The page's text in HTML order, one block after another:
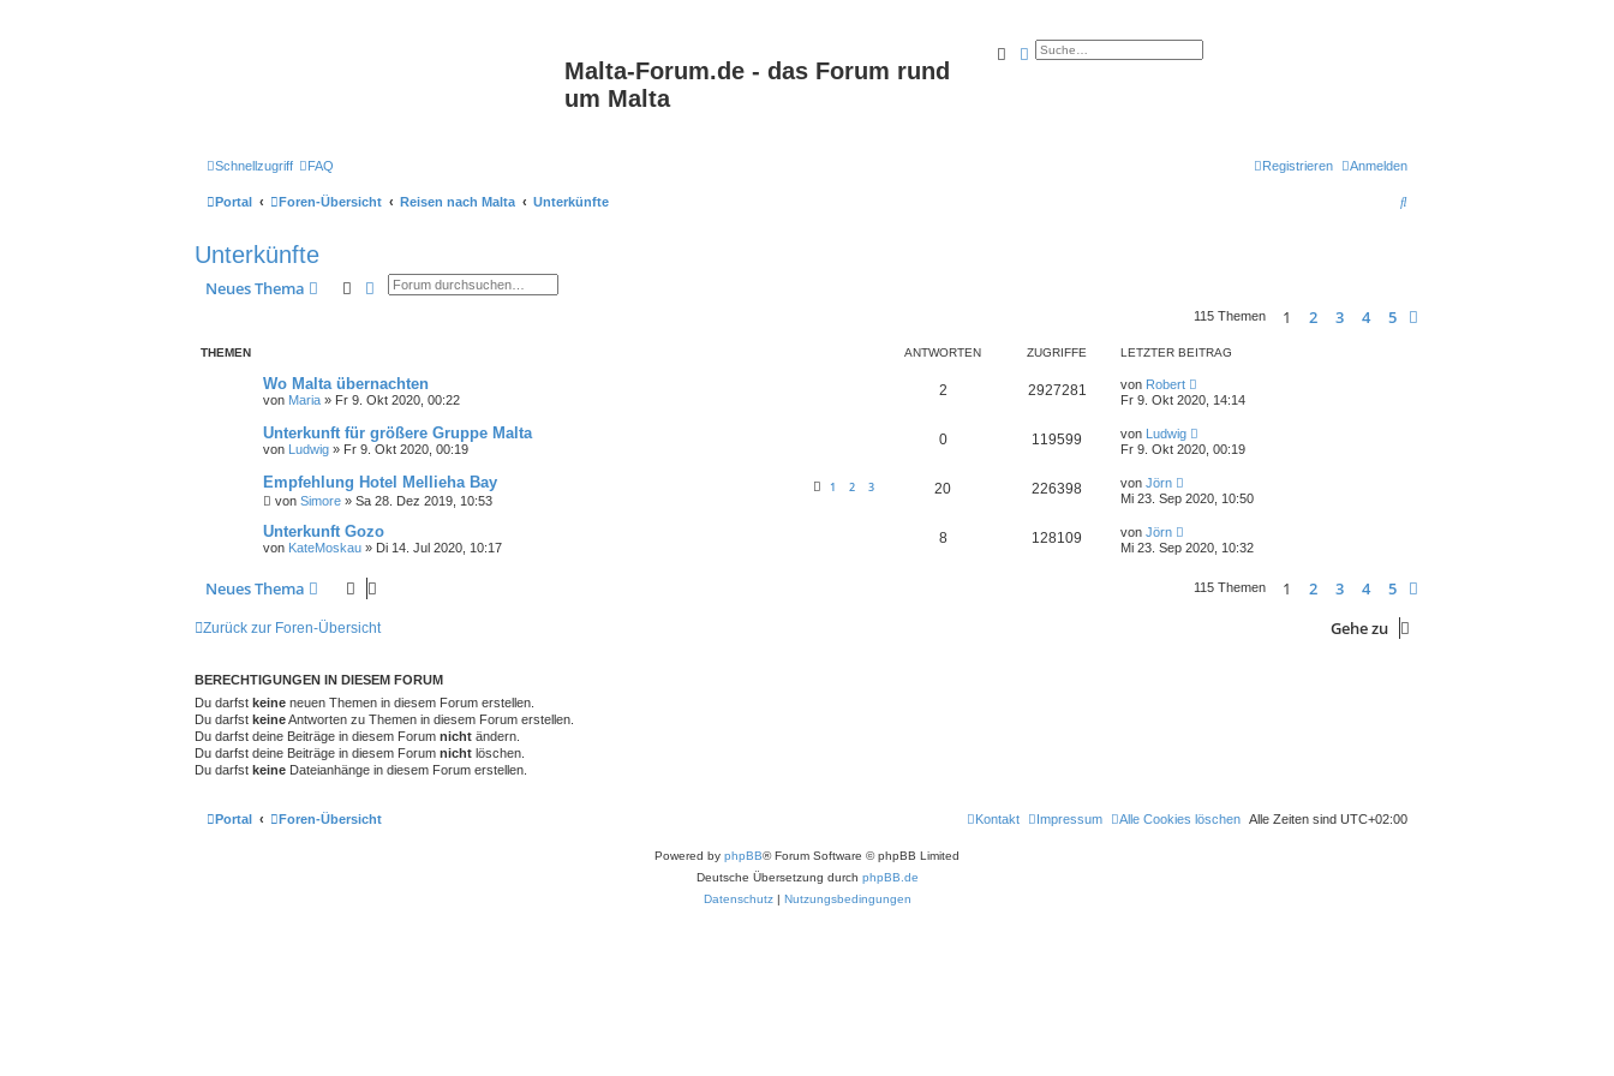
Malta-Forum.de - das Forum rund
um Malta
SucheErweiterte Suche
Schnellzugriff FAQ Anmelden
Registrieren
Portal Foren-Übersicht Reisen nach Malta Unterkünfte
S
e
Unterkünfte
Neues Thema SucheErweiterte Suche
115 Themen 1 2 3 4 5
THEMEN ANTWORTEN ZUGRIFFE LETZTER BEITRAG
Wo Malta übernachten
von Maria » Fr 9. Okt 2020, 00:22
2 2927281 von Robert
Fr 9. Okt 2020, 14:14
Unterkunft für größere Gruppe Malta
von Ludwig » Fr 9. Okt 2020, 00:19
0 119599 von Ludwig
Fr 9. Okt 2020, 00:19
Empfehlung Hotel Mellieha Bay
von Simore » Sa 28. Dez 2019, 10:53
1 2 3 20 226398 von Jörn
Mi 23. Sep 2020, 10:50
Unterkunft Gozo
von KateMoskau » Di 14. Jul 2020, 10:17
8 128109 von Jörn
Mi 23. Sep 2020, 10:32
Neues Thema 115 Themen 1 2 3 4 5
Zurück zur Foren-Übersicht Gehe zu
BERECHTIGUNGEN IN DIESEM FORUM
Du darfst keine neuen Themen in diesem Forum erstellen.
Du darfst keineAntworten zu Themen in diesem Forum erstellen.
Du darfst deine Beiträge in diesem Forum nicht ändern.
Du darfst deine Beiträge in diesem Forum nicht löschen.
Du darfst keine Dateianhänge in diesem Forum erstellen.
Portal Foren-Übersicht Alle Zeiten sind UTC+02:00
Alle Cookies löschen
Impressum
Kontakt
Powered by phpBB® Forum Software © phpBB Limited
Deutsche Übersetzung durch phpBB.de
Datenschutz| Nutzungsbedingungen